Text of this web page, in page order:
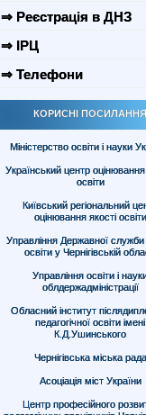
⇒ Реєстрація в ДНЗ
⇒ ІРЦ
⇒ Телефони
КОРИСНІ ПОСИЛАННЯ
Міністерство освіти і науки
Український центр оцінювання
освіти
Київський регіональний
оцінювання якості освіти
Управління Державної служби
освіти у Чернігівській
Управління освіти і
облдержадміністрації
Обласний інститут
педагогічної освіти імені
К.Д.Ушинського
Чернігівська міська рада
Асоціація міст України
Центр професійного